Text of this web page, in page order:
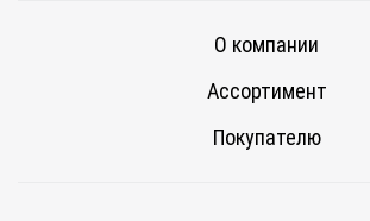
О компании
Ассортимент
Покупателю